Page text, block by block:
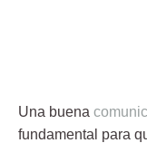
Una buena
fundamental para